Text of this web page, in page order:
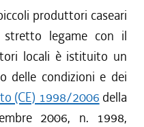
produttori caseari
legame con il
locali è istituito un
delle condizioni e dei
(CE) 1998/2006 della
2006, n. 1998,